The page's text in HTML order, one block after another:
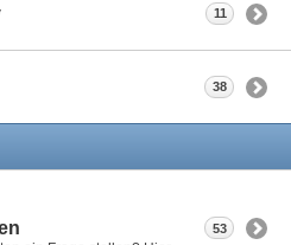
11
38
53